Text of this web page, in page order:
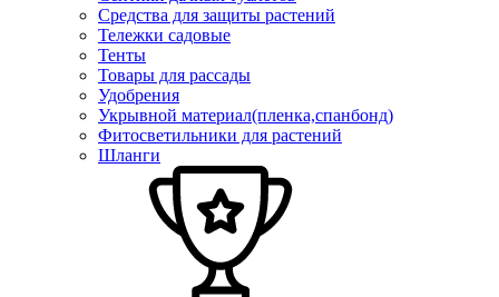
Средства для защиты растений
Тележки садовые
Тенты
Товары для рассады
Удобрения
Укрывной материал(пленка,спанбонд)
Фитосветильники для растений
Шланги